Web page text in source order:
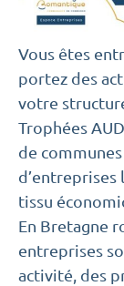
Vous êtes
portez des
votre
Trophées
de
d’entreprises
tissu
En Bretagne
entreprises
activité, des